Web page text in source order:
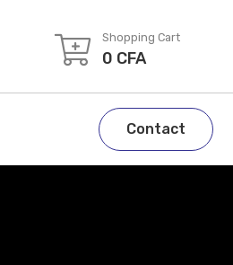
Shopping Cart
0 CFA
Contact